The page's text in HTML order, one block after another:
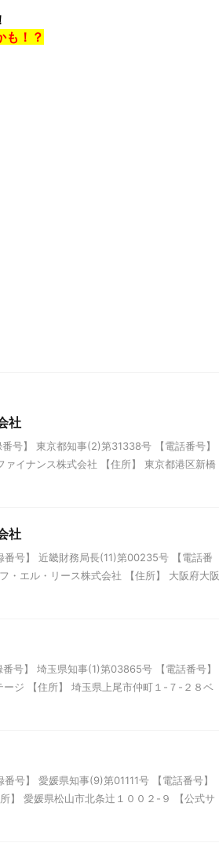
も！？
社
号】 東京都知事(2)第31338号 【電話番号】
イナンス株式会社 【住所】 東京都港区新橋
社
番号】 近畿財務局長(11)第00235号 【電話番
エル・リース株式会社 【住所】 大阪府大阪
号】 埼玉県知事(1)第03865号 【電話番号】
ジ 【住所】 埼玉県上尾市仲町１-７-２８ベ
号】 愛媛県知事(9)第01111号 【電話番号】
愛媛県松山市北条辻１００２-９ 【公式サ